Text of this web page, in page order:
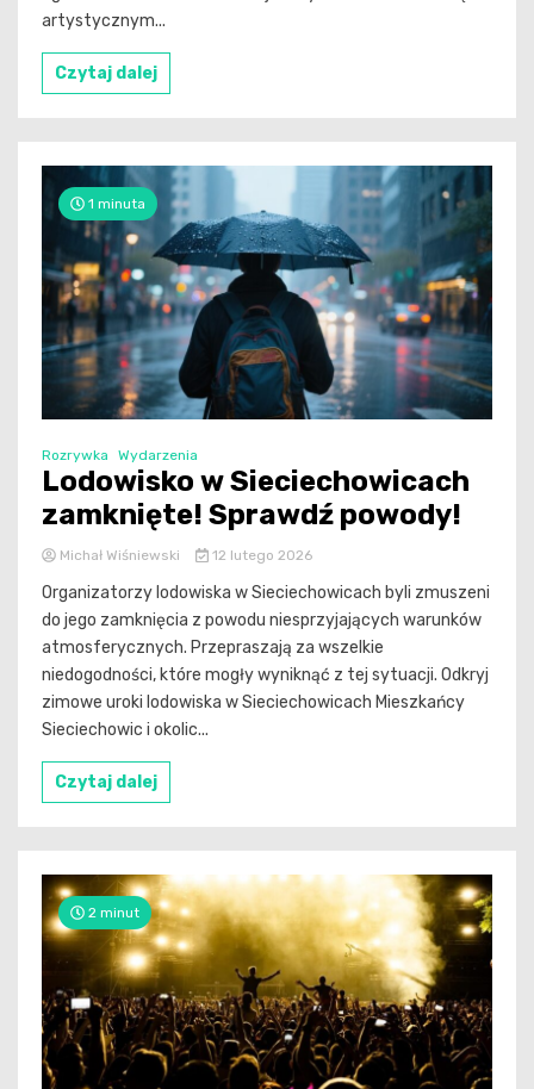
artystycznym...
Czytaj dalej
1 minuta
Rozrywka Wydarzenia
Lodowisko w Sieciechowicach
zamknięte! Sprawdź powody!
Michał Wiśniewski 12 lutego 2026
Organizatorzy lodowiska w Sieciechowicach byli zmuszeni
do jego zamknięcia z powodu niesprzyjających warunków
atmosferycznych. Przepraszają za wszelkie
niedogodności, które mogły wyniknąć z tej sytuacji. Odkryj
zimowe uroki lodowiska w Sieciechowicach Mieszkańcy
Sieciechowic i okolic...
Czytaj dalej
2 minut